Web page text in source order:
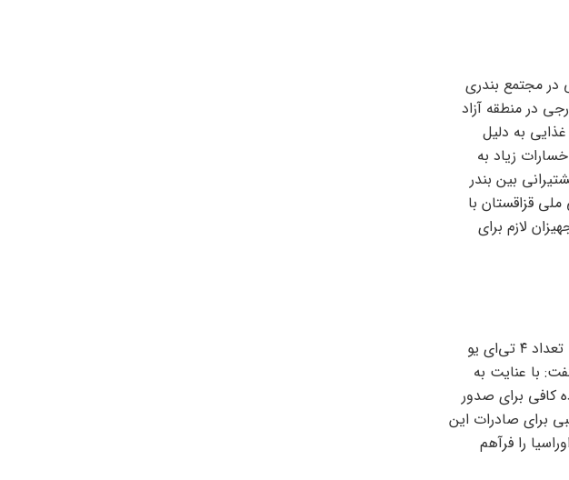
در مجتمع بندری
در منطقه آزاد
به دلیل
زیاد به
بین بندر
قزاقستان با
لازم برای
سرپرست معاونت امور بنادر و حوزه خزر سازمان منطقه آزاد انزلی با بیان اینکه به صورت آزمایشی تعداد ۴ تی‌ای یو
با عنایت به
کافی برای صدور
برای صادرات این
را فرآهم